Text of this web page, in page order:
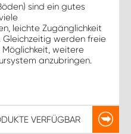
sind ein gutes
leichte Zugänglichkeit
werden freie
weitere
anzubringen.
VERFÜGBAR